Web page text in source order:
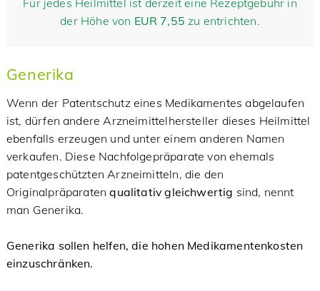
Für jedes Heilmittel ist derzeit eine Rezeptgebühr in
der Höhe von EUR 7,55 zu entrichten.
Generika
Wenn der Patentschutz eines Medikamentes abgelaufen
ist, dürfen andere Arzneimittelhersteller dieses Heilmittel
ebenfalls erzeugen und unter einem anderen Namen
verkaufen. Diese Nachfolgepräparate von ehemals
patentgeschützten Arzneimitteln, die den
Originalpräparatenqualitativ gleichwertig sind, nennt
man Generika.
Generika sollen helfen, die hohen Medikamentenkosten
einzuschränken.